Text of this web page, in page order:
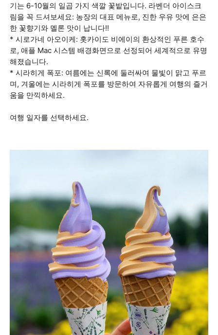
기는 6-10월의 일곱 가지 색깔 꽃밭입니다. 라벤더 아이스크
림을 꼭 드셔보세요: 농장의 대표 메뉴로, 진한 우유 맛에 은은
한 꽃향기와 멜론 맛이 납니다!!
* 시로가네 아오이케: 홋카이도 비에이의 환상적인 푸른 호수
로, 애플 Mac 시스템 배경화면으로 선정되어 세계적으로 유명
해졌습니다.
* 시라히게 폭포: 여름에는 신록에 둘러싸여 물빛이 맑고 푸르
며, 겨울에는 시라히게 폭포를 방문하여 자유롭게 여행의 즐거
움을 만끽하세요.
여행 일자를 선택하세요.